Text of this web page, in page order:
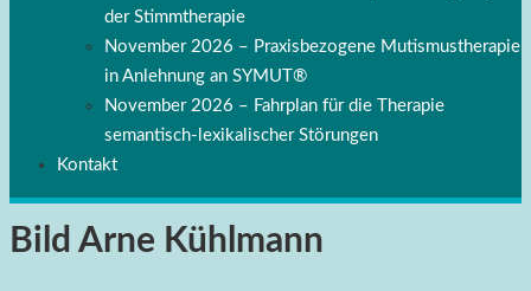
der Stimmtherapie
November 2026 – Praxisbezogene Mutismustherapie
in Anlehnung an SYMUT®
November 2026 – Fahrplan für die Therapie
semantisch-lexikalischer Störungen
Kontakt
Bild Arne Kühlmann